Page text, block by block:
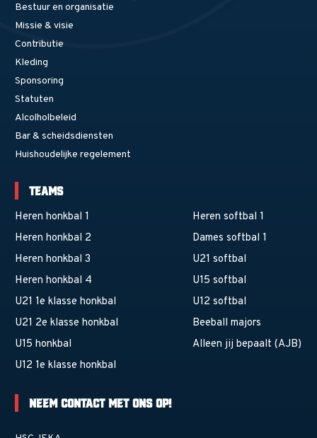
Bestuur en organisatie
Missie & visie
Contributie
Kleding
Sponsoring
Statuten
Alcolholbeleid
Bar & scheidsdiensten
Huishoudelijke regelement
Teams
Heren honkbal 1
Heren honkbal 2
Heren honkbal 3
Heren honkbal 4
U21 1e klasse honkbal
U21 2e klasse honkbal
U15 honkbal
U12 1e klasse honkbal
Heren softbal 1
Dames softbal 1
U21 softbal
U15 softbal
U12 softbal
Beeball majors
Alleen jij bepaalt (AJB)
Neem contact met ons op!